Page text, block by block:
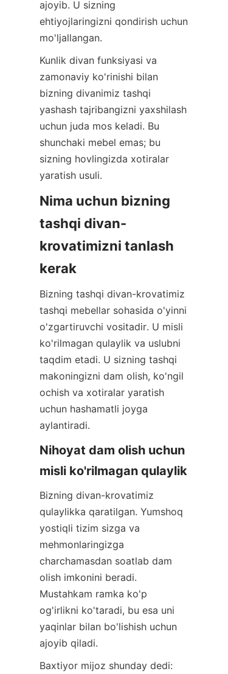
ajoyib. U sizning
ehtiyojlaringizni qondirish uchun
mo'ljallangan.
Kunlik divan funksiyasi va
zamonaviy ko'rinishi bilan
bizning divanimiz tashqi
yashash tajribangizni yaxshilash
uchun juda mos keladi. Bu
shunchaki mebel emas; bu
sizning hovlingizda xotiralar
yaratish usuli.
Nima uchun bizning
tashqi divan-
krovatimizni tanlash
kerak
Bizning tashqi divan-krovatimiz
tashqi mebellar sohasida o'yinni
o'zgartiruvchi vositadir. U misli
ko'rilmagan qulaylik va uslubni
taqdim etadi. U sizning tashqi
makoningizni dam olish, ko'ngil
ochish va xotiralar yaratish
uchun hashamatli joyga
aylantiradi.
Nihoyat dam olish uchun
misli ko'rilmagan qulaylik
Bizning divan-krovatimiz
qulaylikka qaratilgan. Yumshoq
yostiqli tizim sizga va
mehmonlaringizga
charchamasdan soatlab dam
olish imkonini beradi.
Mustahkam ramka ko'p
og'irlikni ko'taradi, bu esa uni
yaqinlar bilan bo'lishish uchun
ajoyib qiladi.
Baxtiyor mijoz shunday dedi: